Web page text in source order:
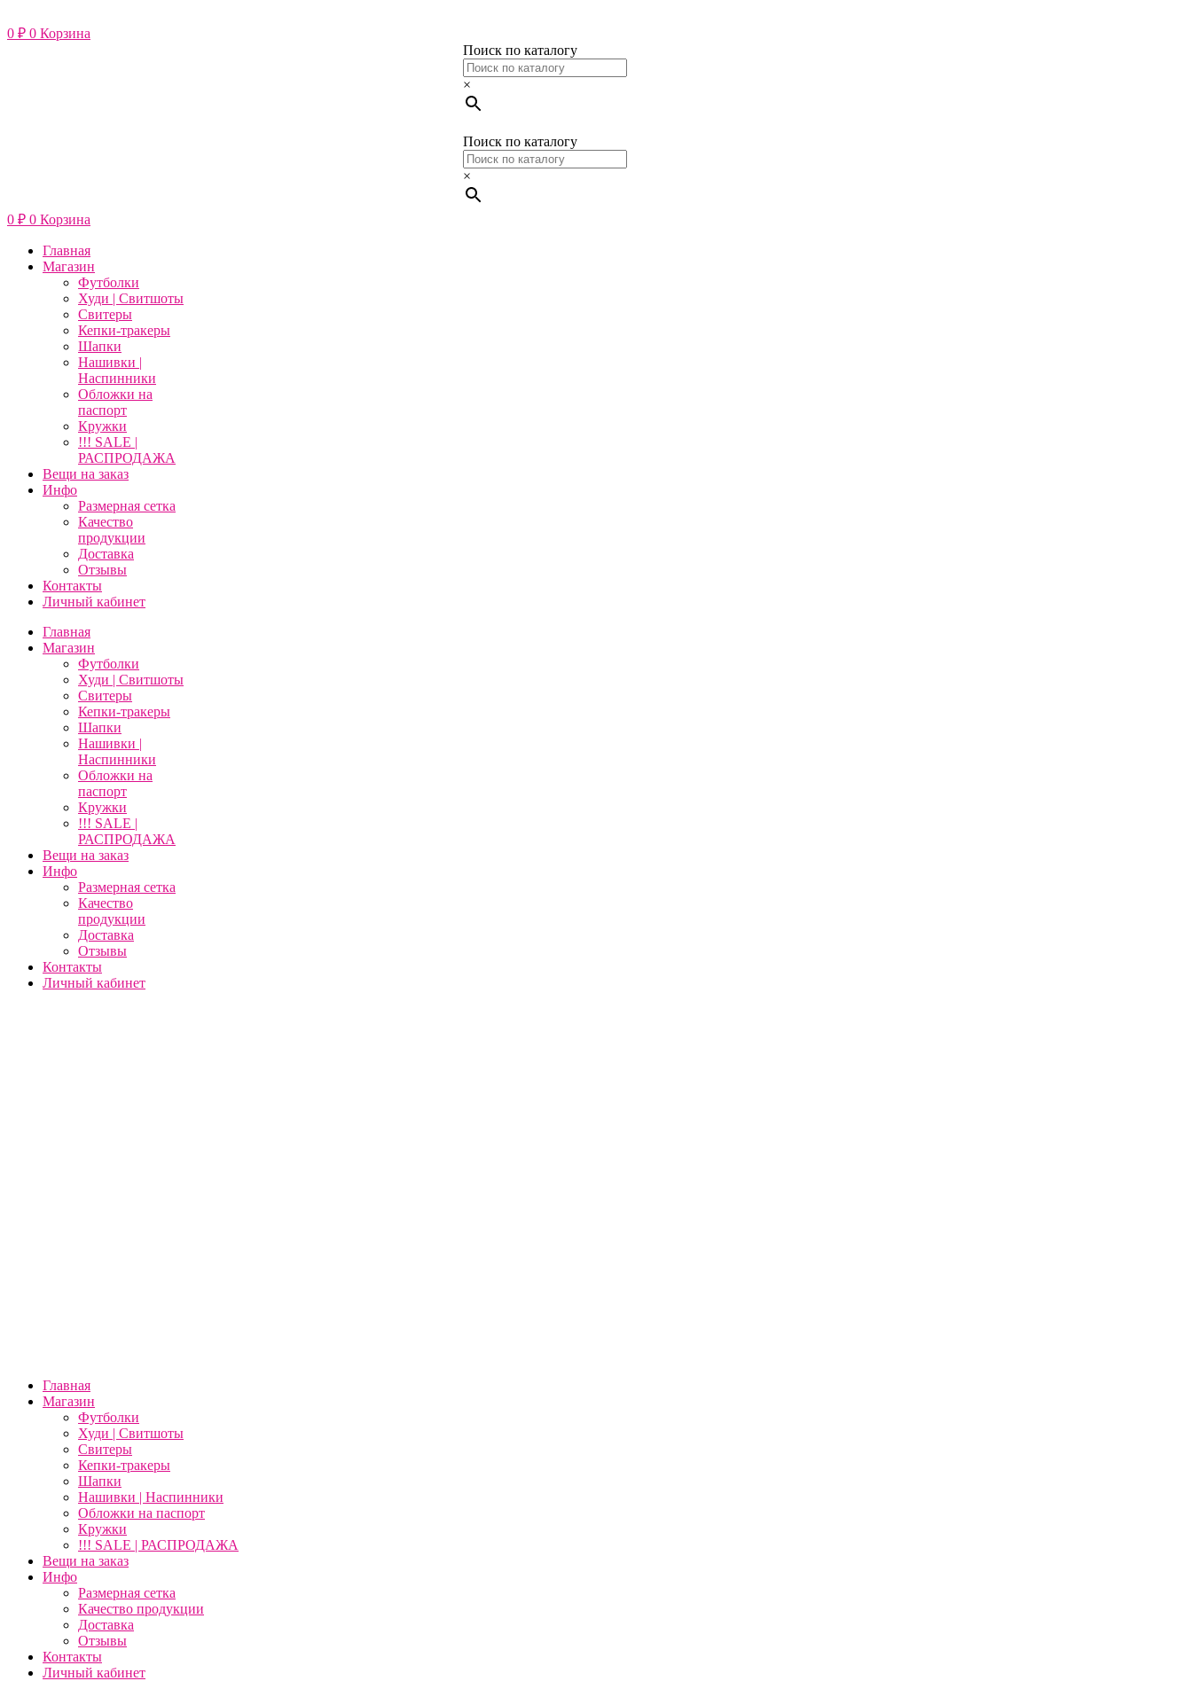
к
содержимому
0 ₽ 0 Корзина
Поиск по каталогу
×
Поиск по каталогу
×
0 ₽ 0 Корзина
Главная
Магазин
Футболки
Худи | Свитшоты
Свитеры
Кепки-тракеры
Шапки
Нашивки |
Наспинники
Обложки на
паспорт
Кружки
!!! SALE |
РАСПРОДАЖА
Вещи на заказ
Инфо
Размерная сетка
Качество
продукции
Доставка
Отзывы
Контакты
Личный кабинет
Главная
Магазин
Футболки
Худи | Свитшоты
Свитеры
Кепки-тракеры
Шапки
Нашивки |
Наспинники
Обложки на
паспорт
Кружки
!!! SALE |
РАСПРОДАЖА
Вещи на заказ
Инфо
Размерная сетка
Качество
продукции
Доставка
Отзывы
Контакты
Личный кабинет
Главная
Магазин
Футболки
Худи | Свитшоты
Свитеры
Кепки-тракеры
Шапки
Нашивки | Наспинники
Обложки на паспорт
Кружки
!!! SALE | РАСПРОДАЖА
Вещи на заказ
Инфо
Размерная сетка
Качество продукции
Доставка
Отзывы
Контакты
Личный кабинет